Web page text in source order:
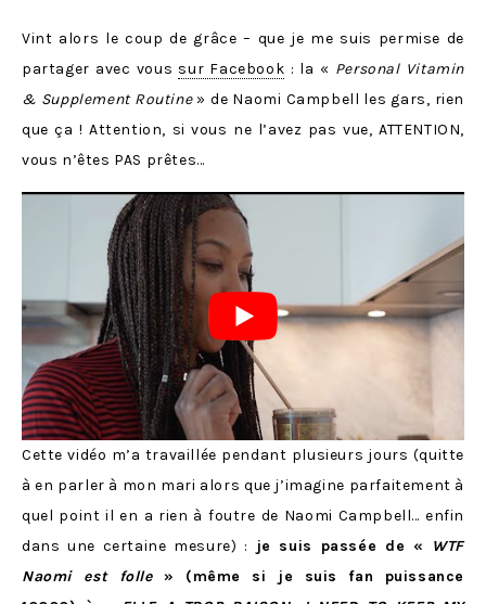
Vint alors le coup de grâce – que je me suis permise de
partager avec vous sur Facebook : la « Personal Vitamin
& Supplement Routine» de Naomi Campbell les gars, rien
que ça ! Attention, si vous ne l’avez pas vue, ATTENTION,
vous n’êtes PAS prêtes…
Cette vidéo m’a travaillée pendant plusieurs jours (quitte
à en parler à mon mari alors que j’imagine parfaitement à
quel point il en a rien à foutre de Naomi Campbell… enfin
dans une certaine mesure) :
je suis passée de «
WTF
Naomi est folle» (même si je suis fan puissance